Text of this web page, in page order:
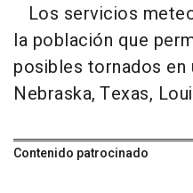
Los servicios
la población que
posibles tornados en
Nebraska, Texas,
Contenido patrocinado